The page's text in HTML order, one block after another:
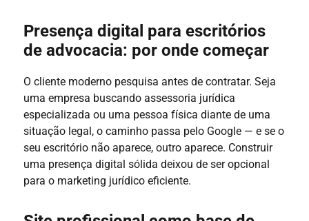
Presença digital para escritórios
de advocacia: por onde começar
O cliente moderno pesquisa antes de contratar. Seja
uma empresa buscando assessoria jurídica
especializada ou uma pessoa física diante de uma
situação legal, o caminho passa pelo Google — e se o
seu escritório não aparece, outro aparece. Construir
uma presença digital sólida deixou de ser opcional
para o marketing jurídico eficiente.